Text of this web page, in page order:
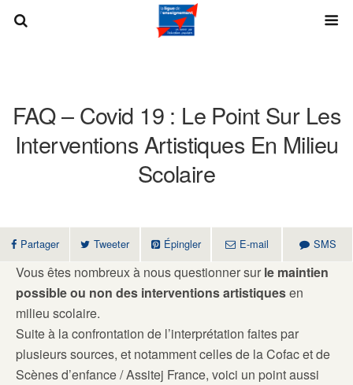
FAQ – Covid 19 : Le Point Sur Les
Interventions Artistiques En Milieu
Scolaire
Partager Tweeter Épingler E-mail SMS
Vous êtes nombreux à nous questionner sur le maintien
possible ou non des interventions artistiquesen
milieu scolaire.
Suite à la confrontation de l’interprétation faites par
plusieurs sources, et notamment celles de la Cofac et de
Scènes d’enfance / Assitej France, voici un point aussi